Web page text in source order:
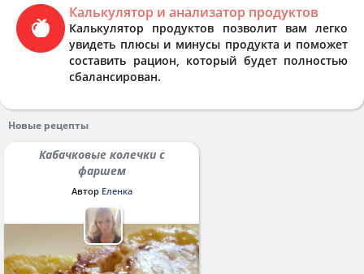
Калькулятор и анализатор продуктов
Калькулятор продуктов позволит вам легко
увидеть плюсы и минусы продукта и поможет
составить рацион, который будет полностью
сбалансирован.
Новые рецепты
Кабачковые колечки с
фаршем
Автор Еленка